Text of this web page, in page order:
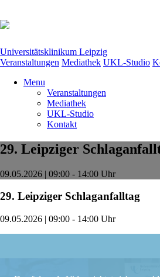
Universitätsklinikum Leipzig
Veranstaltungen Mediathek UKL-Studio
Menu
Veranstaltungen
Mediathek
UKL-Studio
Kontakt
29. Leipziger
09.05.2026 | 09:00 - 14:00 Uhr
29. Leipziger Schlaganfalltag
09.05.2026 | 09:00 - 14:00 Uhr